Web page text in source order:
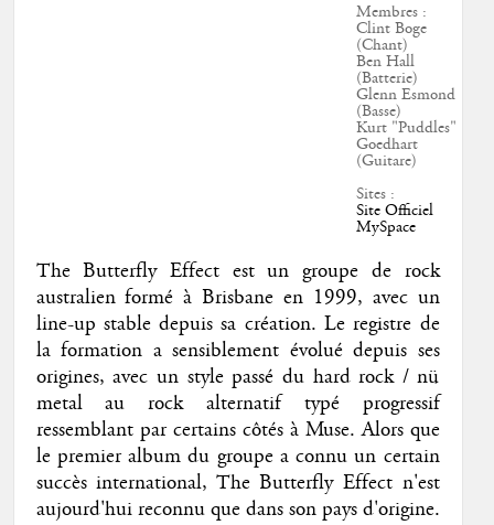
Membres :
Clint Boge
(Chant)
Ben Hall
(Batterie)
Glenn Esmond
(Basse)
Kurt "Puddles"
Goedhart
(Guitare)
Sites :
Site Officiel
MySpace
The Butterfly Effect est un groupe de rock
australien formé à Brisbane en 1999, avec un
line-up stable depuis sa création. Le registre de
la formation a sensiblement évolué depuis ses
origines, avec un style passé du hard rock / nü
metal au rock alternatif typé progressif
ressemblant par certains côtés à Muse. Alors que
le premier album du groupe a connu un certain
succès international, The Butterfly Effect n'est
aujourd'hui reconnu que dans son pays d'origine.